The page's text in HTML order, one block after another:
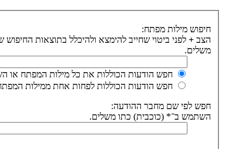
חיפוש מילות מפתח:
הצב + לפני ביטוי שחייב להימצא ולהיכלל בתוצאות החיפוש
משלים.
חפש הודעות הכוללות את כל מילות המפתח או
חפש הודעות הכוללות לפחות אחת ממילות
חפש לפי שם מחבר ההודעה:
השתמש ב־* (כוכבית) כתו משלים.